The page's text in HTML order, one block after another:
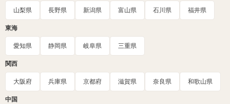
山梨県 長野県 新潟県 富山県 石川県 福井県
東海
愛知県 静岡県 岐阜県 三重県
関西
大阪府 兵庫県 京都府 滋賀県 奈良県 和歌山県
中国